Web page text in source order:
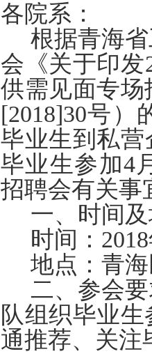
各院系：
根据青海
会《关于印发
供需见面专
[2018]30号）
毕业生到私营
毕业生参加4
招聘会有关事
一、时间
时间：
地点：青
二、参会
队组织毕业
通推荐、关注